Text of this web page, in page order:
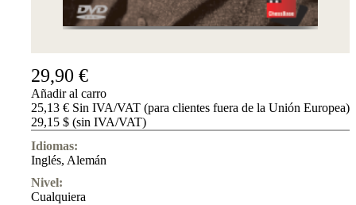
✔
29,90 €
Añadir al carro
25,13 € Sin IVA/VAT (para clientes fuera de la Unión Europea)
29,15 $ (sin IVA/VAT)
Idiomas:
Inglés, Alemán
Nivel:
Cualquiera